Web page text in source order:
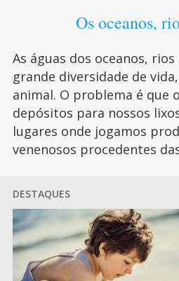
Os oceanos,
As águas dos oceanos,
grande diversidade de
animal. O problema é que
depósitos para nossos
lugares onde jogamos
venenosos procedentes
DESTAQUES